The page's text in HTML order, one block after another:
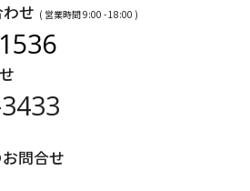
せ ( 営業時間 9:00 - 18:00 )
問合せ